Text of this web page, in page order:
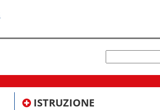
ISTRUZIONE